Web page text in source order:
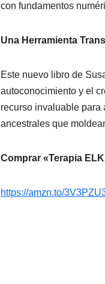
con fundamentos
Una Herramienta
Este nuevo libro de
autoconocimiento y el
recurso invaluable para
ancestrales que
Comprar «Terapia
https://amzn.to/